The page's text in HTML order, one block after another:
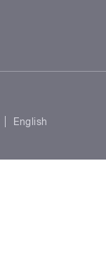
English